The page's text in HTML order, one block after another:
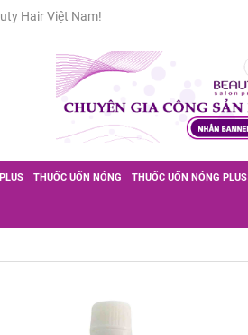
Hair Việt Nam!
THUỐC UỐN NÓNG THUỐC UỐN NÓNG PLUS